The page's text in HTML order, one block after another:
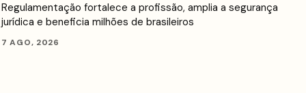
Regulamentação fortalece a profissão, amplia a segurança
jurídica e beneficia milhões de brasileiros
7 AGO, 2026